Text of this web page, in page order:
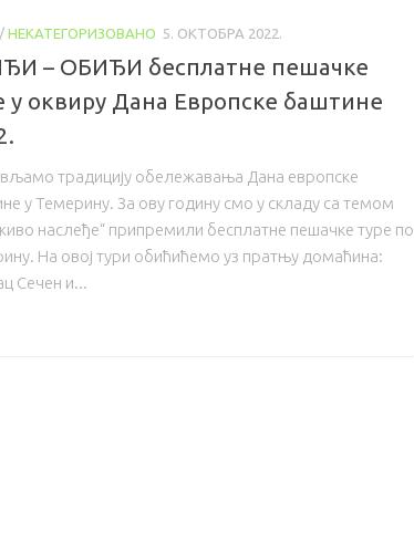
/ НЕКАТЕГОРИЗОВАНО 5. ОКТОБРА 2022.
– ОБИЂИ бесплатне пешачке
у оквиру Дана Европске баштине
традицију обележавања Дана европске
у Темерину. За ову годину смо у складу са темом
наслеђе“ припремили бесплатне пешачке туре по
На овој тури обићићемо уз пратњу домаћина:
Сечен и...